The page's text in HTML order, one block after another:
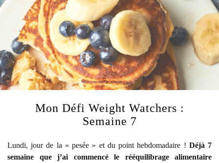
Mon Défi Weight Watchers :
Semaine 7
Lundi, jour de la « pesée » et du point hebdomadaire ! Déjà 7
semaine que j’ai commencé le rééquilibrage alimentaire